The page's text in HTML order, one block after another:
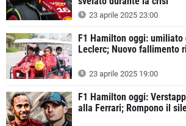
23 aprile 2025 23:00
F1 Hamilton oggi:
Leclerc; Nuovo fallimento
23 aprile 2025 19:00
F1 Hamilton oggi:
alla Ferrari; Rompono il